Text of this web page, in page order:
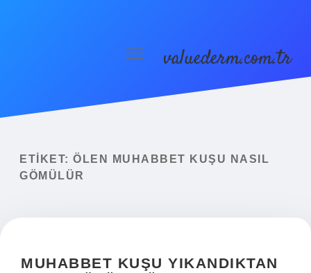
Yasal Uyarı
menüyüvaluederm.com.tr
ETIKET: ÖLEN MUHABBET KUŞU NASIL
GÖMÜLÜR
MUHABBET KUŞU YIKANDIKTAN